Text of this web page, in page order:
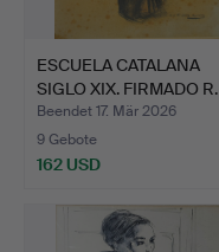
ESCUELA CATALANA
SIGLO XIX. FIRMADO R.
CAS…
Beendet 17. Mär 2026
9 Gebote
162 USD